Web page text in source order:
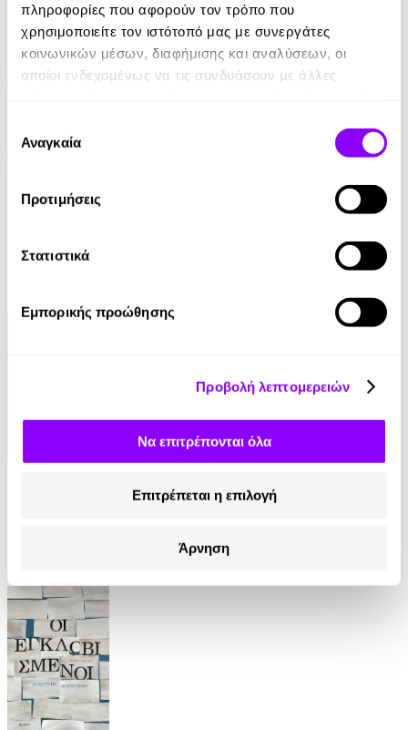
πληροφορίες που αφορούν τον τρόπο που
χρησιμοποιείτε τον ιστότοπό μας με συνεργάτες
κοινωνικών μέσων, διαφήμισης και αναλύσεων, οι
οποίοι ενδεχομένως να τις συνδυάσουν με άλλες
των υπηρεσιών τους.
συγκατάθεσης
Αναγκαία
Προτιμήσεις
Στατιστικά
Εμπορικής προώθησης
Προβολή λεπτομερειών
Να επιτρέπονται όλα
Επιτρέπεται η επιλογή
Άρνηση
13.99€
eBook
8.99€
9.00€